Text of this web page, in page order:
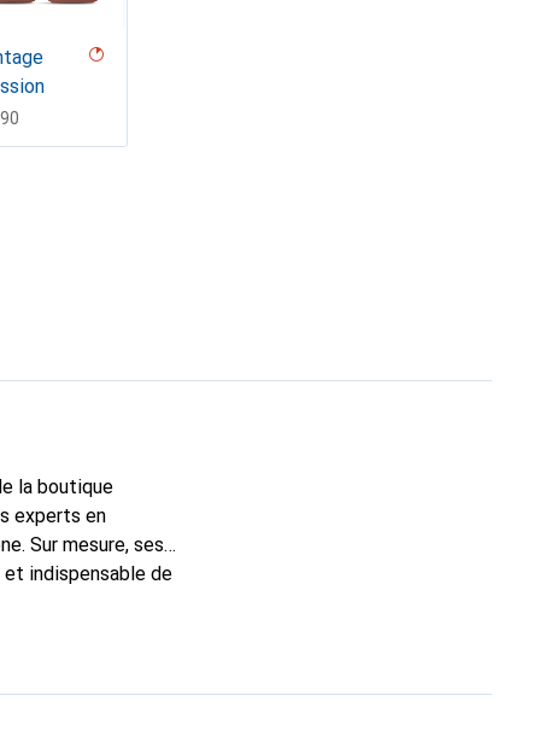
la boutique
experts en
Sur mesure, ses
indispensable de